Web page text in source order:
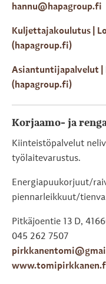
hannu@hapagroup.fi
Kuljettajakoulutus |
(hapagroup.fi)
Asiantuntijapalvelut |
(hapagroup.fi)
Korjaamo- ja
Kiinteistöpalvelut
työlaitevarustus.
Energiapuukorjuut/
piennarleikkuut/
Pitkäjoentie 13 D,
045 262 7507